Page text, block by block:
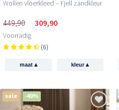
Wollen vloerkleed – Fjell zandkleur
449,90 309,90
Voorradig
(6)
maat ▴ kleur▴
sale -40%